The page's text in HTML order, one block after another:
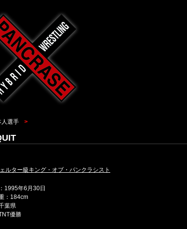
選手
ルター級キング・オブ・パンクラシスト
1995年6月30日
：184cm
葉県
優勝